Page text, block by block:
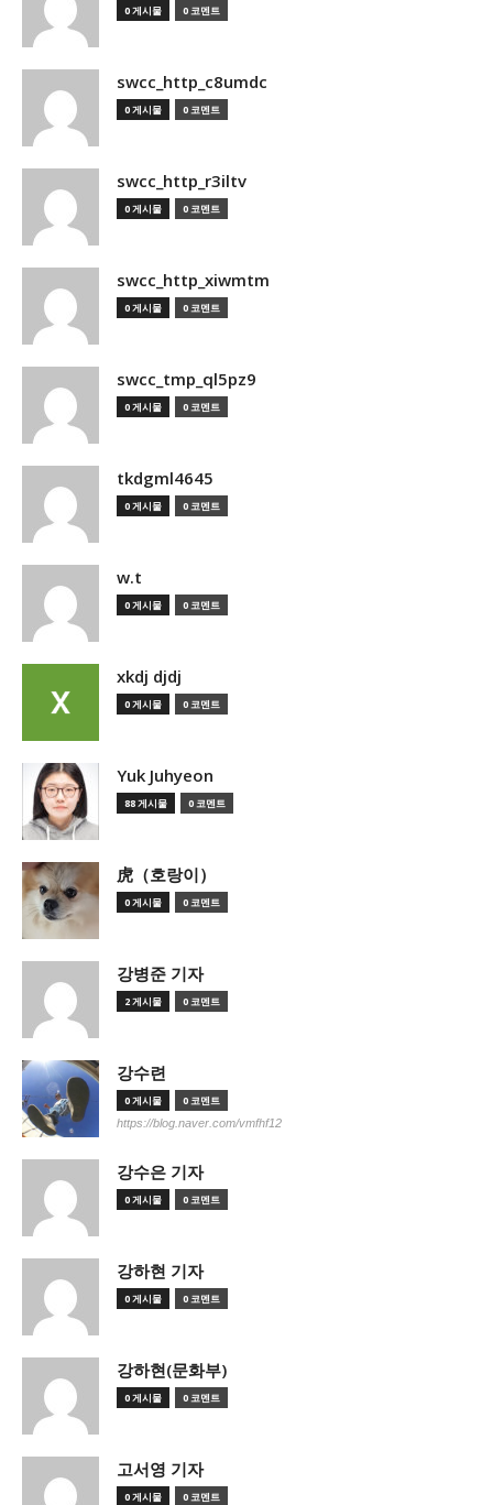
0 게시물 0 코멘트
swcc_http_c8umdc
0 게시물 0 코멘트
swcc_http_r3iltv
0 게시물 0 코멘트
swcc_http_xiwmtm
0 게시물 0 코멘트
swcc_tmp_ql5pz9
0 게시물 0 코멘트
tkdgml4645
0 게시물 0 코멘트
w.t
0 게시물 0 코멘트
xkdj djdj
0 게시물 0 코멘트
Yuk Juhyeon
88 게시물 0 코멘트
虎（호랑이）
0 게시물 0 코멘트
강병준 기자
2 게시물 0 코멘트
강수련
0 게시물 0 코멘트
https://blog.naver.com/vmfhf12
강수은 기자
0 게시물 0 코멘트
강하현 기자
0 게시물 0 코멘트
강하현(문화부)
0 게시물 0 코멘트
고서영 기자
0 게시물 0 코멘트